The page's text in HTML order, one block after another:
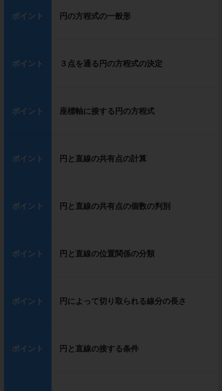
ポイント 円の方程式の一般形
ポイント ３点を通る円の方程式の決定
ポイント 座標軸に接する円の方程式
ポイント 円と直線の共有点の計算
ポイント 円と直線の共有点の個数の判別
ポイント 円と直線の位置関係の分類
ポイント 円によって切り取られる線分の長さ
ポイント 円と直線の接する条件